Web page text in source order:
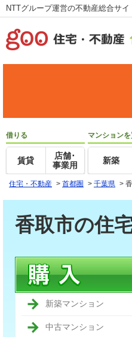
NTTグループ運営の不動産総合サ
借りる
賃貸
店舗･
事業用
マンションを
新築
住宅・不動産 > 首都圏 > 千葉県 >
香取市の住
新築マンション
中古マンション